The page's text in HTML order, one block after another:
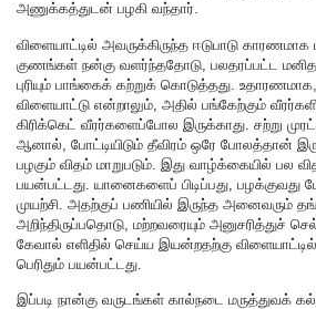
அணுக்கத்துடன் பழகி வந்தார்.
விளையாட்டில் அவருக்கிருந்த ஈடுபாடு
குணங்கள் நன்கு வளர்ந்ததோடு, பலதரப்பட்ட
புரியும் பாங்கைக் கற்றுக் கொடுத்தது.
விளையாட்டு என்றாலும், அதில் பங்கேற்கும்
கிரிக்கெட் வீரர்களைப்போல இருக்காது. சற்று
ஆனால், போட்டியிடும் தீவிரம் ஒரே போலத்தான்
பழகும் விதம் மாறுபடும். இது வாழ்க்கையில் பல
பயன்பட்டது. யானைகளைப் பிடிப்பது,
முயற்சி. அதற்குப் பணியில் இருந்த அனைவரும்
அறிந்திருப்பதொடு, மற்றவரையும் அனுசரித்துச்
கேவால் எளிதில் செய்ய இயன்றதற்கு
பெரிதும் பயன்பட்டது.
இப்படி நான்கு வருடங்கள் கால்நடை மருத்துவக்